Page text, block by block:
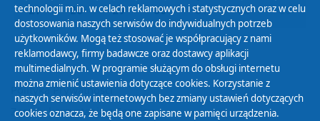
27 28 29 30 01 02 03
Polityka Prywatności
Zasady korzystania z Serwisu
technologii m.in. w celach reklamowych i statystycznych oraz w celu
dostosowania naszych serwisów do indywidualnych potrzeb
użytkowników. Mogą też stosować je współpracujący z nami
reklamodawcy, firmy badawcze oraz dostawcy aplikacji
multimedialnych. W programie służącym do obsługi internetu
można zmienić ustawienia dotyczące cookies. Korzystanie z
naszych serwisów internetowych bez zmiany ustawień dotyczących
cookies oznacza, że będą one zapisane w pamięci urządzenia.